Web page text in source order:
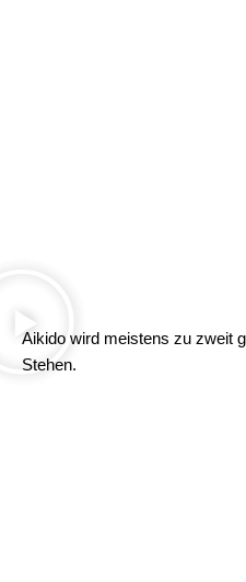
Aikido wird meistens zu zweit
Stehen.